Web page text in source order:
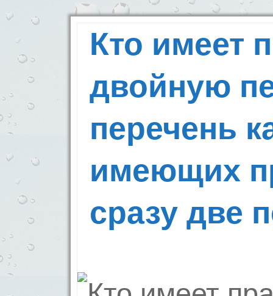
Кто имеет
двойную
перечень
имеющих
сразу две